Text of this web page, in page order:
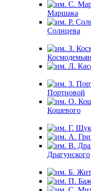
Маршака
Солнцева
Портновой
Кошевого
Драгунского